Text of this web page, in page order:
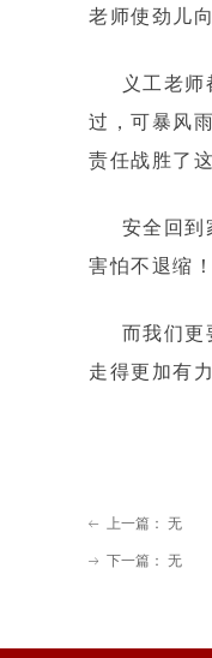
老师使劲儿
义工老师都
过，可暴风
责任战胜了
安全回到家
害怕不退缩！
而我们更要
走得更加有
ꂃ 上一篇： 无
ꁹ 下一篇： 无